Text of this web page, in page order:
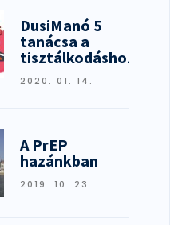
DusiManó 5
tanácsa a
tisztálkodáshoz
2020. 01. 14.
A PrEP
hazánkban
2019. 10. 23.